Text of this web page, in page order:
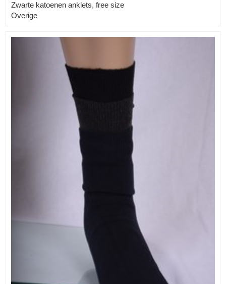
Zwarte katoenen anklets, free size
Overige